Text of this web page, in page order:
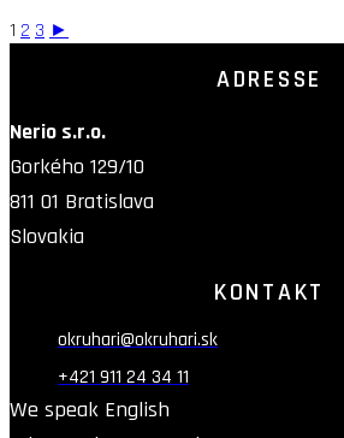
1 2 3 ►
ADRESSE
Nerio s.r.o.
Gorkého 129/10
811 01 Bratislava
Slovakia
KONTAKT
okruhari@okruhari.sk
+421 911 24 34 11
We speak English